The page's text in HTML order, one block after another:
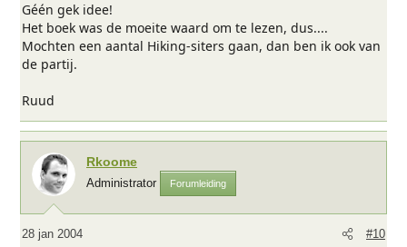
Géén gek idee!
Het boek was de moeite waard om te lezen, dus....
Mochten een aantal Hiking-siters gaan, dan ben ik ook van
de partij.
Ruud
Rkoome
Administrator Forumleiding
28 jan 2004 #10